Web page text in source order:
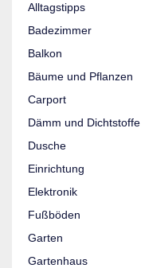
Alltagstipps
Badezimmer
Balkon
Bäume und Pflanzen
Carport
Dämm und Dichtstoffe
Dusche
Einrichtung
Elektronik
Fußböden
Garten
Gartenhaus